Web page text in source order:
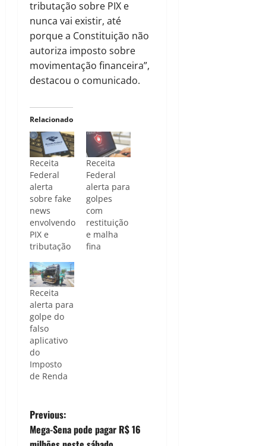
tributação sobre PIX e
nunca vai existir, até
porque a Constituição não
autoriza imposto sobre
movimentação financeira”,
destacou o comunicado.
Relacionado
Receita
Federal
alerta
sobre fake
news
envolvendo
PIX e
tributação
Receita
Federal
alerta para
golpes
com
restituição
e malha
fina
Receita
alerta para
golpe do
falso
aplicativo
do
Imposto
de Renda
P
Previous:
Mega-Sena pode pagar R$ 16